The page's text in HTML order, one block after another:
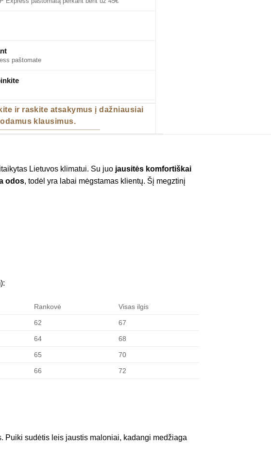
paštomate
ir raskite atsakymus į dažniausiai
klausimus.
Lietuvos klimatui. Su juo jausitės komfortiškai
odos, todėl yra labai mėgstamas klientų. Šį megztinį
Rankovė Visas ilgis
62 67
64 68
65 70
66 72
Puiki sudėtis leis jaustis maloniai, kadangi medžiaga